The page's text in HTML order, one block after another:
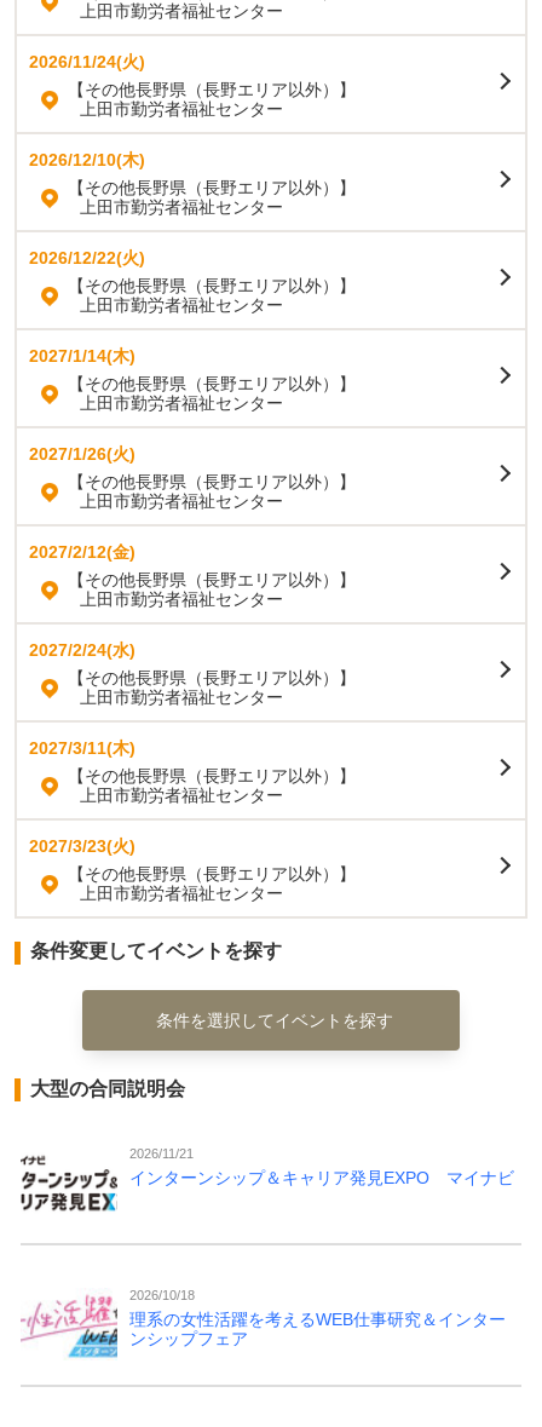
上田市勤労者福祉センター
2026/11/24(火)
【その他長野県（長野エリア以外）】
上田市勤労者福祉センター
2026/12/10(木)
【その他長野県（長野エリア以外）】
上田市勤労者福祉センター
2026/12/22(火)
【その他長野県（長野エリア以外）】
上田市勤労者福祉センター
2027/1/14(木)
【その他長野県（長野エリア以外）】
上田市勤労者福祉センター
2027/1/26(火)
【その他長野県（長野エリア以外）】
上田市勤労者福祉センター
2027/2/12(金)
【その他長野県（長野エリア以外）】
上田市勤労者福祉センター
2027/2/24(水)
【その他長野県（長野エリア以外）】
上田市勤労者福祉センター
2027/3/11(木)
【その他長野県（長野エリア以外）】
上田市勤労者福祉センター
2027/3/23(火)
【その他長野県（長野エリア以外）】
上田市勤労者福祉センター
条件変更してイベントを探す
条件を選択してイベントを探す
大型の合同説明会
2026/11/21
インターンシップ＆キャリア発見EXPO マイナビ
2026/10/18
理系の女性活躍を考えるWEB仕事研究＆インター
ンシップフェア